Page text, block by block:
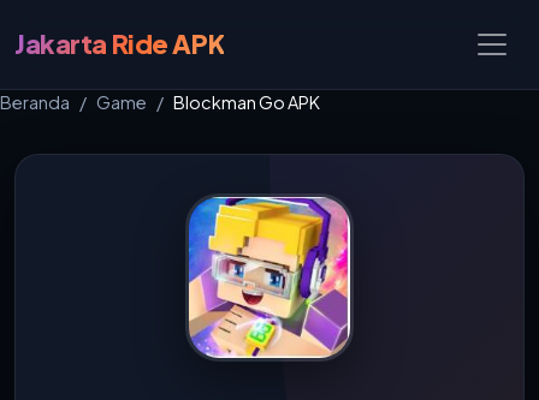
Jakarta Ride APK
Beranda Game Blockman Go APK